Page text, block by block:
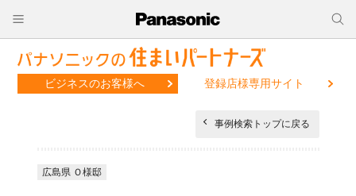
ビジネスのお客様へ 登録店様専用サイト
事例検索トップに戻る
広島県 Ｏ様邸